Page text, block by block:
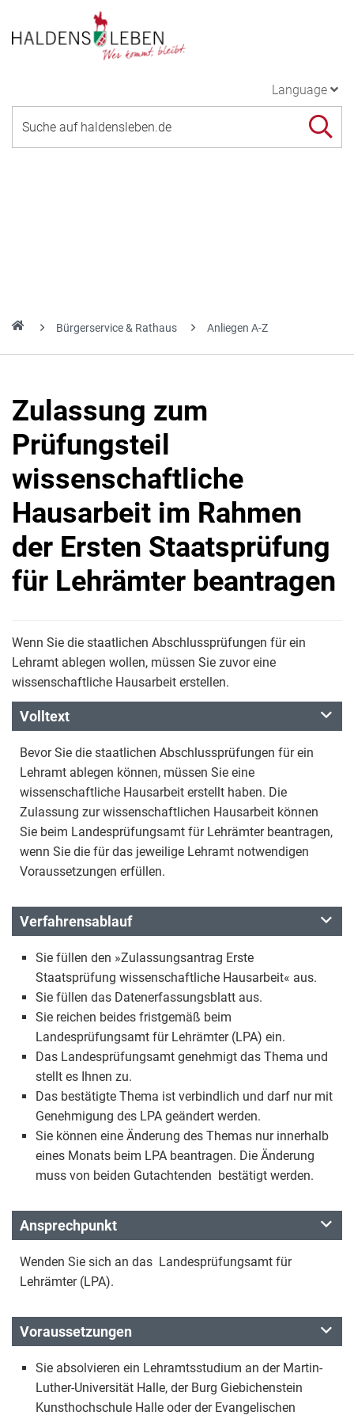
Language
Bürgerservice & Rathaus Anliegen A-Z
Zulassung zum
Prüfungsteil
wissenschaftliche
Hausarbeit im Rahmen
der Ersten Staatsprüfung
für Lehrämter beantragen
Wenn Sie die staatlichen Abschlussprüfungen für ein
Lehramt ablegen wollen, müssen Sie zuvor eine
wissenschaftliche Hausarbeit erstellen.
Volltext
Bevor Sie die staatlichen Abschlussprüfungen für ein
Lehramt ablegen können, müssen Sie eine
wissenschaftliche Hausarbeit erstellt haben. Die
Zulassung zur wissenschaftlichen Hausarbeit können
Sie beim Landesprüfungsamt für Lehrämter beantragen,
wenn Sie die für das jeweilige Lehramt notwendigen
Voraussetzungen erfüllen.
Verfahrensablauf
Sie füllen den »Zulassungsantrag Erste
Staatsprüfung wissenschaftliche Hausarbeit« aus.
Sie füllen das Datenerfassungsblatt aus.
Sie reichen beides fristgemäß beim
Landesprüfungsamt für Lehrämter (LPA) ein.
Das Landesprüfungsamt genehmigt das Thema und
stellt es Ihnen zu.
Das bestätigte Thema ist verbindlich und darf nur mit
Genehmigung des LPA geändert werden.
Sie können eine Änderung des Themas nur innerhalb
eines Monats beim LPA beantragen. Die Änderung
muss von beiden Gutachtenden bestätigt werden.
Ansprechpunkt
Wenden Sie sich an das Landesprüfungsamt für
Lehrämter (LPA).
Voraussetzungen
Sie absolvieren ein Lehramtsstudium an der Martin-
Luther-Universität Halle, der Burg Giebichenstein
Kunsthochschule Halle oder der Evangelischen